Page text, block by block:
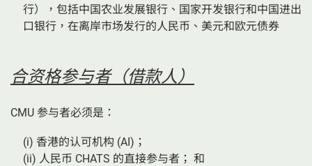
行），包括中国农业发展银行、国家开发银行和中国进出
口银行，在离岸市场发行的人民币、美元和欧元债券
合资格参与者（借款人）
CMU 参与者必须是：
(i) 香港的认可机构 (AI)；
(ii) 人民币 CHATS 的直接参与者； 和